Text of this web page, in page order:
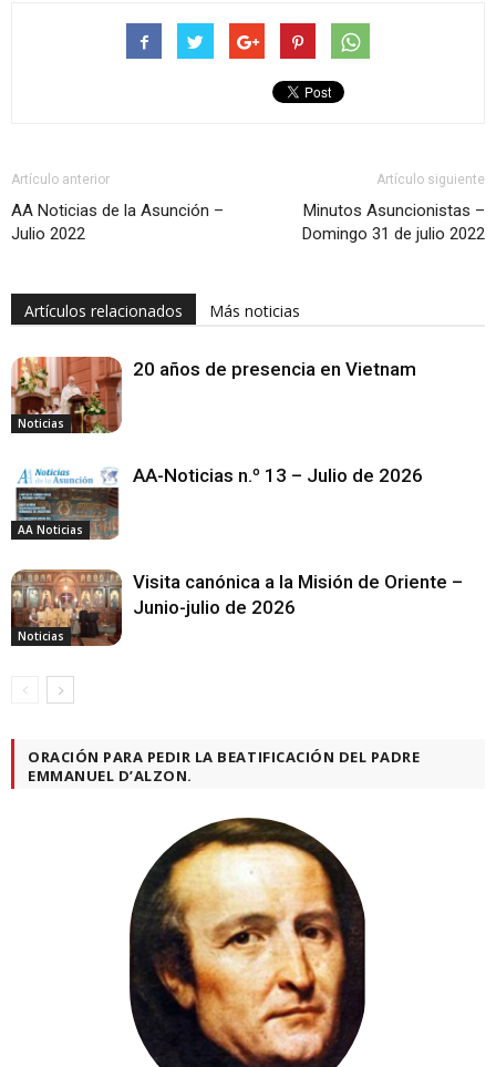
Artículo anterior
AA Noticias de la Asunción –
Julio 2022
Artículo siguiente
Minutos Asuncionistas –
Domingo 31 de julio 2022
Artículos relacionados Más noticias
Noticias
20 años de presencia en Vietnam
AA Noticias
AA-Noticias n.º 13 – Julio de 2026
Noticias
Visita canónica a la Misión de Oriente –
Junio-julio de 2026
ORACIÓN PARA PEDIR LA BEATIFICACIÓN DEL PADRE
EMMANUEL D’ALZON.